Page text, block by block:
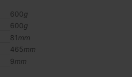
600g
600g
81 mm
465mm
9mm